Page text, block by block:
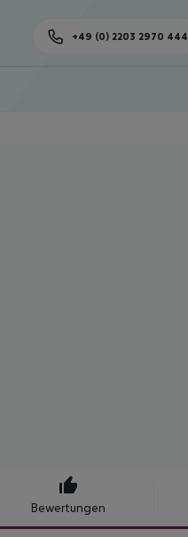
+49 (0) 2203 2970 444
Bewertungen